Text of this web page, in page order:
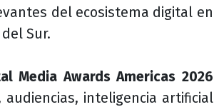
del ecosistema digital en
Sur.
Media Awards Americas 2026
audiencias, inteligencia artificial